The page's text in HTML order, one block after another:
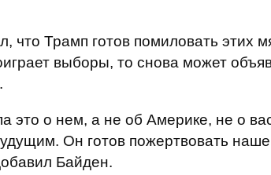
что Трамп готов помиловать этих
выборы, то снова может
это о нем, а не об Америке, не о
Он готов пожертвовать
Байден.